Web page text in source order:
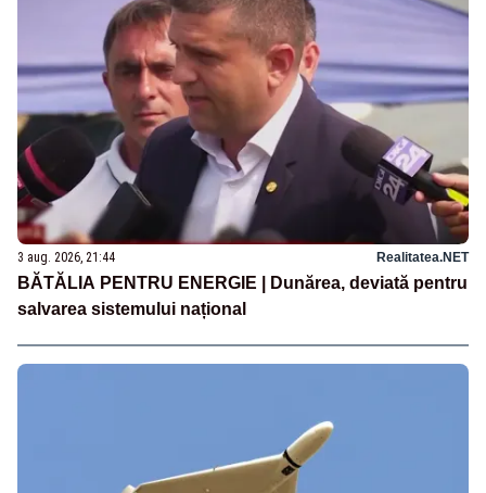
3 aug. 2026, 21:44 Realitatea.NET
BĂTĂLIA PENTRU ENERGIE | Dunărea, deviată pentru
salvarea sistemului național